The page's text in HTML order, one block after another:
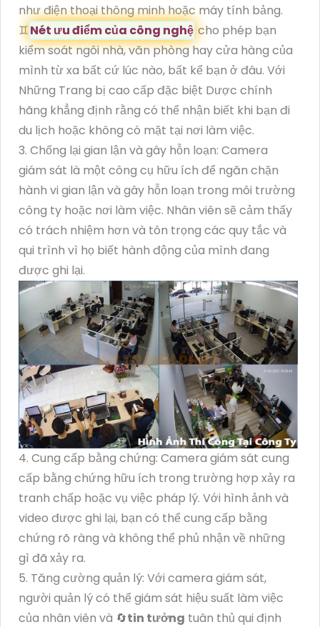
như điện thoại thông minh hoặc máy tính bảng.
♊Nét ưu điểm của công nghệ cho phép bạn
kiểm soát ngôi nhà, văn phòng hay cửa hàng của
mình từ xa bất cứ lúc nào, bất kể bạn ở đâu. Với
Những Trang bị cao cấp đặc biệt Dược chính
hãng khẳng định rằng có thể nhận biết khi bạn đi
du lịch hoặc không có mặt tại nơi làm việc.
3. Chống lại gian lận và gây hỗn loạn: Camera
giám sát là một công cụ hữu ích để ngăn chặn
hành vi gian lận và gây hỗn loạn trong môi trường
công ty hoặc nơi làm việc. Nhân viên sẽ cảm thấy
có trách nhiệm hơn và tôn trọng các quy tắc và
qui trình vì họ biết hành động của mình đang
được ghi lại.
4. Cung cấp bằng chứng: Camera giám sát cung
cấp bằng chứng hữu ích trong trường hợp xảy ra
tranh chấp hoặc vụ việc pháp lý. Với hình ảnh và
video được ghi lại, bạn có thể cung cấp bằng
chứng rõ ràng và không thể phủ nhận về những
gì đã xảy ra.
5. Tăng cường quản lý: Với camera giám sát,
người quản lý có thể giám sát hiệu suất làm việc
của nhân viên và 🔄tin tưởng tuân thủ qui định